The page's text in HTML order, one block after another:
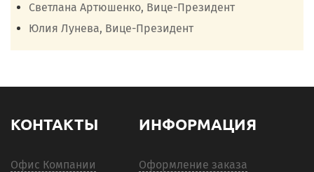
Светлана Артюшенко, Вице-Президент
Юлия Лунева, Вице-Президент
КОНТАКТЫ
Офис Компании
ИНФОРМАЦИЯ
Оформление заказа